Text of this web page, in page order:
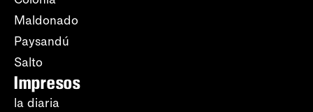
Maldonado
Paysandú
Salto
Impresos
la diaria